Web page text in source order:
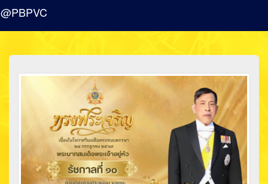
@PBPVC